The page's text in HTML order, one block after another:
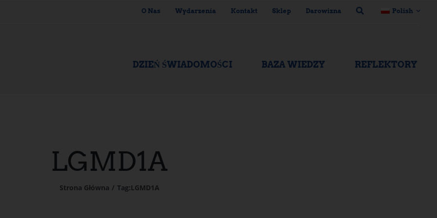
O Nas Wydarzenia Kontakt Sklep Darowizna Polish
DZIEŃ ŚWIADOMOŚCI BAZA WIEDZY REFLEKTORY
LGMD1A
Strona Główna Tag:LGMD1A